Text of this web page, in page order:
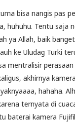
bisa nangis pas
huhuhu. Tentu saja
ya Allah, baik
ke Uludag Turki
mentralisir
akhirnya
hahaha.
ternyata di
baterai kamera